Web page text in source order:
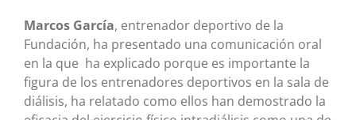
Marcos García, entrenador deportivo de la
Fundación, ha presentado una comunicación oral
en la que ha explicado porque es importante la
figura de los entrenadores deportivos en la sala de
diálisis, ha relatado como ellos han demostrado la